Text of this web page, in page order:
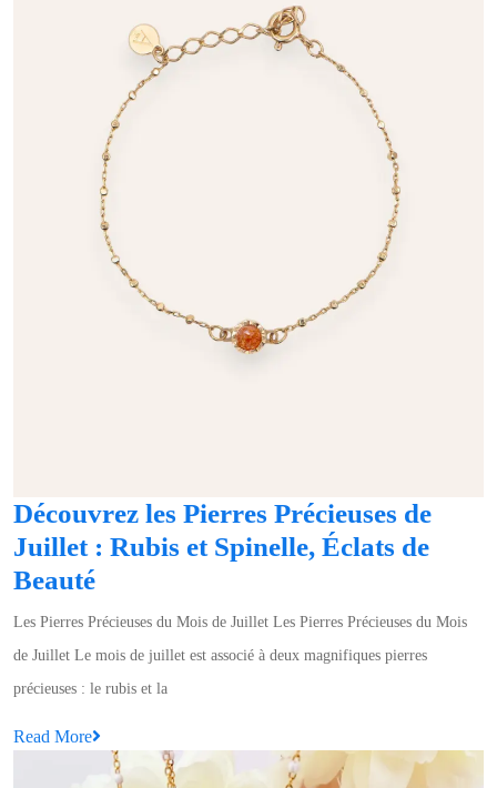
Précieuse
Découvrez les Pierres Précieuses de
Juillet : Rubis et Spinelle, Éclats de
BeautéDécouvrez
les
Pierres
Précieuses
Juillet
Les Pierres Précieuses du Mois de Juillet Les Pierres Précieuses du Mois
de Juillet Le mois de juillet est associé à deux magnifiques pierres
précieuses : le rubis et la
Read More
More